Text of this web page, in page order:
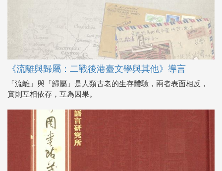
《流離與歸屬：二戰後港臺文學與其他》導言
「流離」與「歸屬」是人類古老的生存體驗，兩者表面相反，
實則互相依存，互為因果。